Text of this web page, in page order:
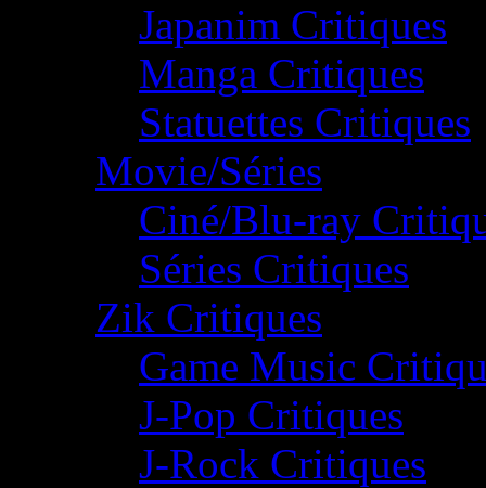
Japanim Critiques
Manga Critiques
Statuettes Critiques
Movie/Séries
Ciné/Blu-ray
Séries Critiques
Zik Critiques
Game Music
J-Pop Critiques
J-Rock Critiques